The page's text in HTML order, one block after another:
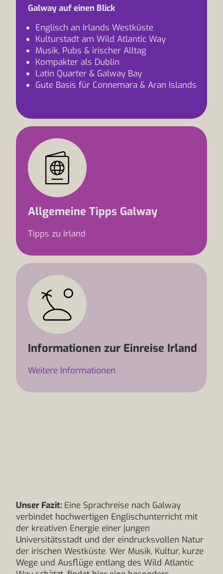
Galway auf einen Blick
Englisch an Irlands Westküste
Kulturstadt am Wild Atlantic Way
Musik, Pubs & irischer Alltag
Kompakter als Dublin
Latin Quarter & Galway Bay
Gute Basis für Connemara & Aran Islands
Allgemeine Tipps Galway
Tipps zu Irland
Informationen zur Einreise Irland
Weitere Informationen
Unser Fazit: Eine Sprachreise nach Galway
verbindet hochwertigen Englischunterricht mit
der kreativen Energie einer jungen
Universitätsstadt und der eindrucksvollen Natur
der irischen Westküste. Wer Musik, Kultur, kurze
Wege und Ausflüge entlang des Wild Atlantic